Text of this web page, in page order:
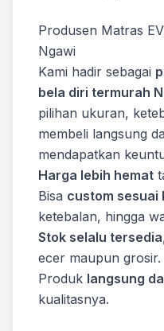
Produsen Matras
Ngawi
Kami hadir sebagai
bela diri termurah
pilihan ukuran,
membeli langsung
mendapatkan
Harga lebih hemat
Bisa custom sesuai
ketebalan, hingga
Stok selalu tersedia
ecer maupun grosir.
Produk langsung
kualitasnya.